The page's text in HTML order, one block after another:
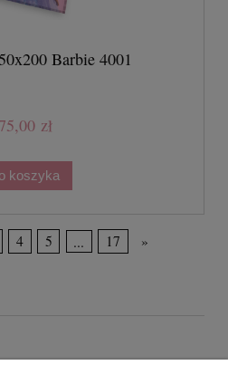
Barbie 4001
75,00 zł
koszyka
4 5 ... 17 »